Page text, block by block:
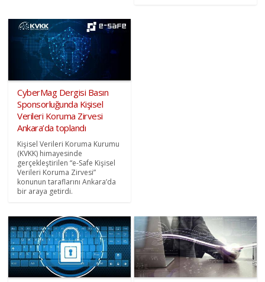
CyberMag Dergisi Basın
Sponsorluğunda Kişisel
Verileri Koruma Zirvesi
Ankara’da toplandı
Kişisel Verileri Koruma Kurumu
(KVKK) himayesinde
gerçekleştirilen “e-Safe Kişisel
Verileri Koruma Zirvesi”
konunun taraflarını Ankara’da
bir araya getirdi.